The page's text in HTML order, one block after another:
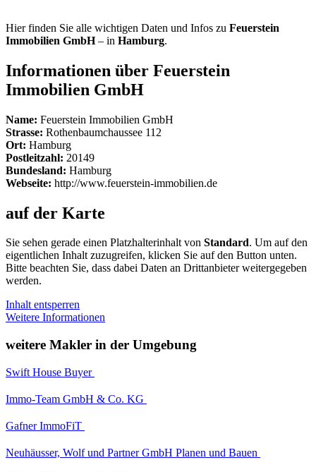
Hier finden Sie alle wichtigen Daten und Infos zu Feuerstein
Immobilien GmbH– in Hamburg.
Informationen über Feuerstein
Immobilien GmbH
Name: Feuerstein Immobilien GmbH
Strasse: Rothenbaumchaussee 112
Ort: Hamburg
Postleitzahl: 20149
Bundesland: Hamburg
Webseite: http://www.feuerstein-immobilien.de
auf der Karte
Sie sehen gerade einen Platzhalterinhalt von Standard. Um auf den
eigentlichen Inhalt zuzugreifen, klicken Sie auf den Button unten.
Bitte beachten Sie, dass dabei Daten an Drittanbieter weitergegeben
werden.
Inhalt entsperren
Weitere Informationen
weitere Makler in der Umgebung
Swift House Buyer
Immo-Team GmbH & Co. KG
Gafner ImmoFiT
Neuhäusser, Wolf und Partner GmbH Planen und Bauen